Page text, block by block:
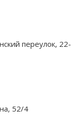
переулок, 22-
52/4